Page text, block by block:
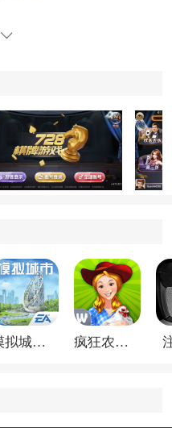
选定一名玩家担任庄
家自动成为下一局庄家。
庄，由当前庄家的下家接
，庄家起手获得21张牌，
余19张作为牌堆使用。
摸到的牌不能直接加入
于吃牌，完成吃、碰、
模拟城市我是巿长联机版 疯狂农场3美国派19